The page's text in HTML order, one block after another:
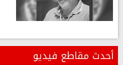
أحدث مقاطع فيديو